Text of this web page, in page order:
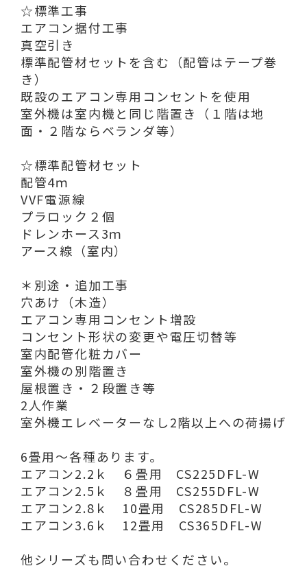
☆標準工事
エアコン据付工事
真空引き
標準配管材セットを含む（配管はテープ巻
き）
既設のエアコン専用コンセントを使用
室外機は室内機と同じ階置き（１階は地
面・２階ならベランダ等）
☆標準配管材セット
配管4ｍ
VVF電源線
プラロック２個
ドレンホース3ｍ
アース線（室内）
＊別途・追加工事
穴あけ（木造）
エアコン専用コンセント増設
コンセント形状の変更や電圧切替等
室内配管化粧カバー
室外機の別階置き
屋根置き・２段置き等
2人作業
室外機エレベーターなし2階以上への荷揚げ
6畳用～各種あります。
エアコン2.2ｋ ６畳用 CS225DFL-W
エアコン2.5ｋ ８畳用 CS255DFL-W
エアコン2.8ｋ 10畳用 CS285DFL-W
エアコン3.6ｋ 12畳用 CS365DFL-W
他シリーズも問い合わせください。